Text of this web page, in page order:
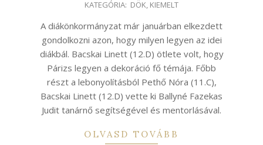
23
KATEGÓRIA: DÖK, KIEMELT
A diákönkormányzat már januárban elkezdett
gondolkozni azon, hogy milyen legyen az idei
diákbál. Bacskai Linett (12.D) ötlete volt, hogy
Párizs legyen a dekoráció fő témája. Főbb
részt a lebonyolításból Pethő Nóra (11.C),
Bacskai Linett (12.D) vette ki Ballyné Fazekas
Judit tanárnő segítségével és mentorlásával.
OLVASD TOVÁBB